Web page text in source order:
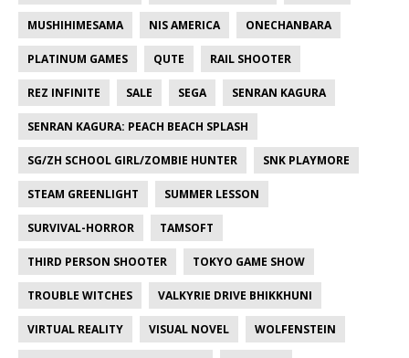
MUSHIHIMESAMA NIS AMERICA ONECHANBARA
PLATINUM GAMES QUTE RAIL SHOOTER
REZ INFINITE SALE SEGA SENRAN KAGURA
SENRAN KAGURA: PEACH BEACH SPLASH
SG/ZH SCHOOL GIRL/ZOMBIE HUNTER SNK PLAYMORE
STEAM GREENLIGHT SUMMER LESSON
SURVIVAL-HORROR TAMSOFT
THIRD PERSON SHOOTER TOKYO GAME SHOW
TROUBLE WITCHES VALKYRIE DRIVE BHIKKHUNI
VIRTUAL REALITY VISUAL NOVEL WOLFENSTEIN